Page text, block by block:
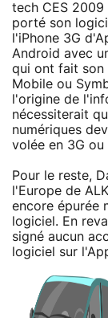
tech CES 2009
porté son
l'iPhone 3G
Android avec
qui ont fait son
Mobile ou
l'origine de
nécessiterait
numériques
volée en 3G ou
Pour le reste,
l'Europe de
encore épurée
logiciel. En
signé aucun
logiciel sur